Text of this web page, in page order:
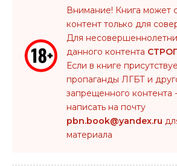
Внимание! Книга может
контент только для
Для
данного контента
Если в книге
пропаганды ЛГБТ и
запрещенного контента
написать на почту
pbn.book@yandex.ru
материала